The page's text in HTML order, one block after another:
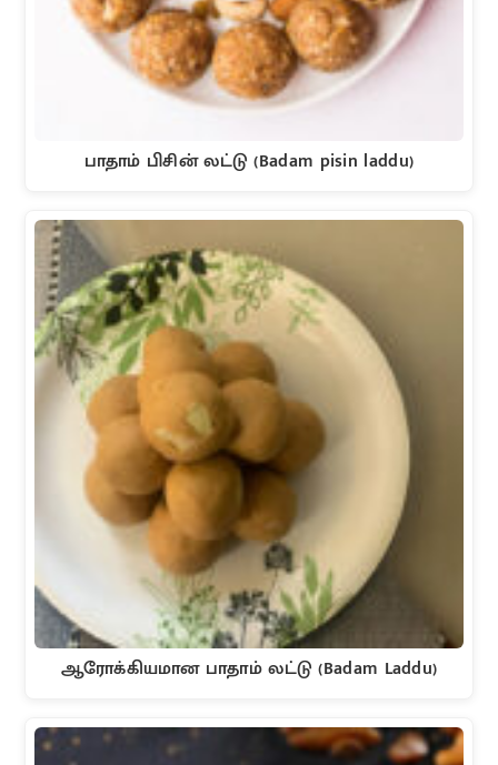
பாதாம் பிசின் லட்டு (Badam pisin laddu)
ஆரோக்கியமான பாதாம் லட்டு (Badam Laddu)